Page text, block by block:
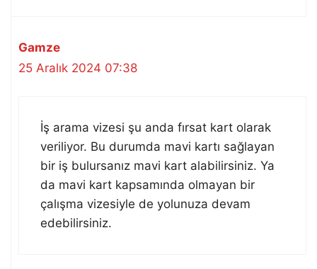
Gamze
25 Aralık 2024 07:38
İş arama vizesi şu anda fırsat kart olarak
veriliyor. Bu durumda mavi kartı sağlayan
bir iş bulursanız mavi kart alabilirsiniz. Ya
da mavi kart kapsamında olmayan bir
çalışma vizesiyle de yolunuza devam
edebilirsiniz.